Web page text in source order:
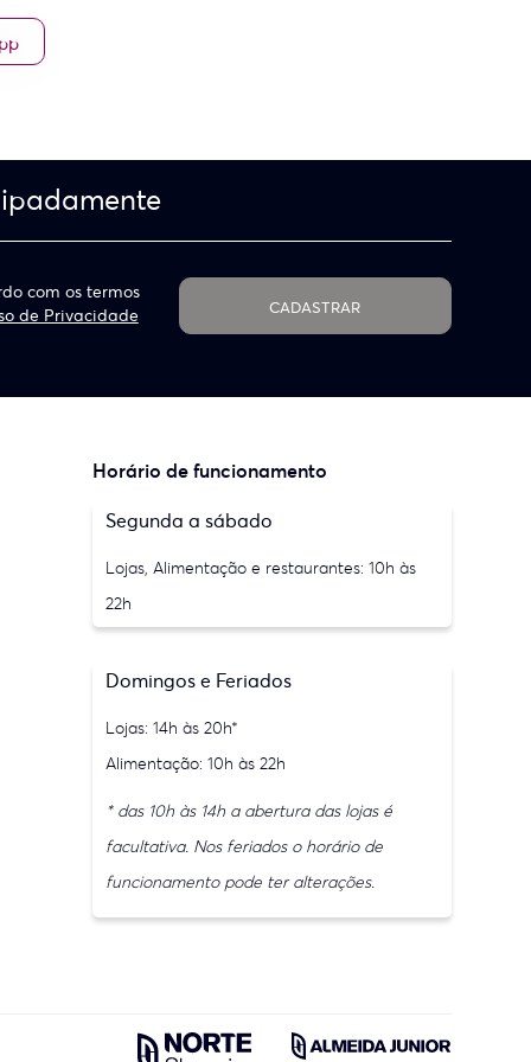
com os termos
de Privacidade CADASTRAR
Horário de funcionamento
Segunda a sábado
Lojas, Alimentação e restaurantes: 10h às
22h
Domingos e Feriados
Lojas: 14h às 20h*
Alimentação: 10h às 22h
* das 10h às 14h a abertura das lojas é
facultativa. Nos feriados o horário de
funcionamento pode ter alterações.